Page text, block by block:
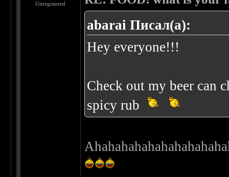
Unregistered
abarai Писал(а):
Hey everyone!!!
Check out my beer can
spicy rub